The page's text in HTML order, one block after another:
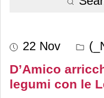
22 Nov
D’Amico
legumi con le